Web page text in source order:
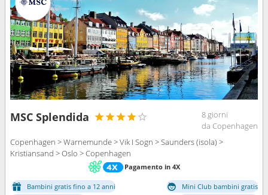
MSC Splendida
8 giorni
da Copenhagen
Copenhagen > Warnemunde > Vik I Sogn > Saunders (isola) >
Kristiansand > Oslo > Copenhagen
Pagamento in 4X
Bambini gratis fino a 12 anni
Mini Club bambini gratis